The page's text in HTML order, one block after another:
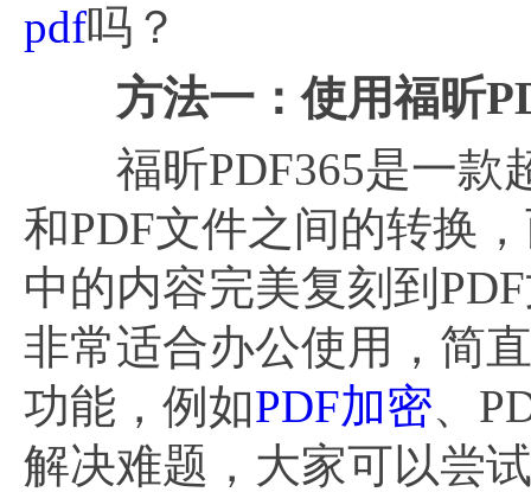
pdf吗？
方法一：使用福昕
福昕PDF365是一款
和PDF文件之间的转换
中的内容完美复刻到
非常适合办公使用，简
功能，例如PDF加密、
解决难题，大家可以尝